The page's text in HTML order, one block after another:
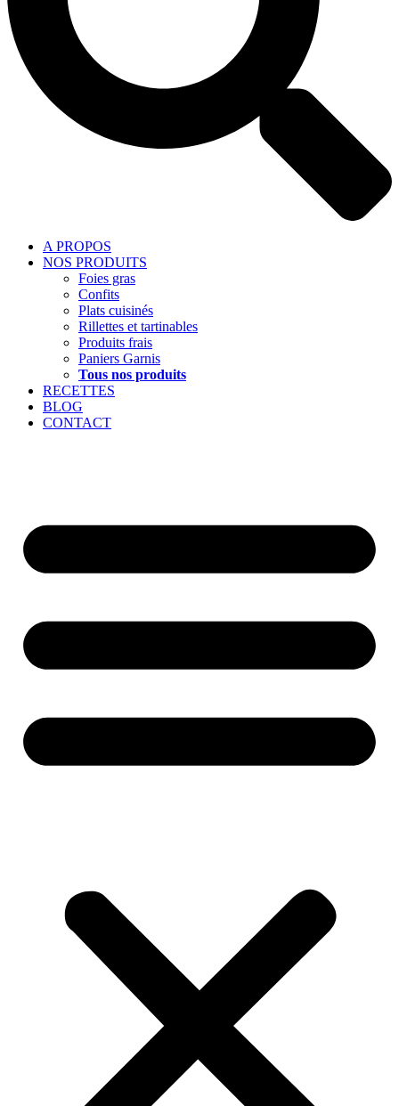
A PROPOS
NOS PRODUITS
Foies gras
Confits
Plats cuisinés
Rillettes et tartinables
Produits frais
Paniers Garnis
Tous nos produits
RECETTES
BLOG
CONTACT